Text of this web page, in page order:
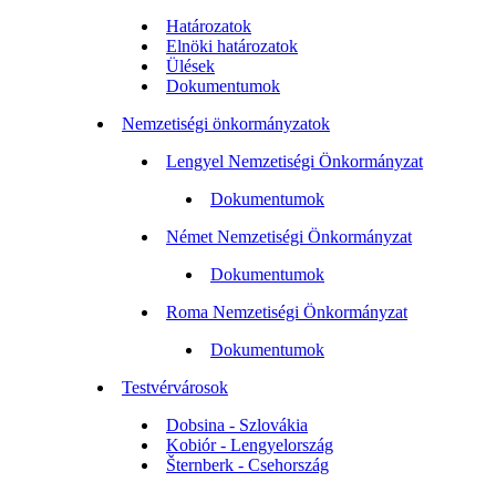
Határozatok
Elnöki határozatok
Ülések
Dokumentumok
Nemzetiségi önkormányzatok
Lengyel Nemzetiségi Önkormányzat
Dokumentumok
Német Nemzetiségi Önkormányzat
Dokumentumok
Roma Nemzetiségi Önkormányzat
Dokumentumok
Testvérvárosok
Dobsina - Szlovákia
Kobiór - Lengyelország
Šternberk - Csehország